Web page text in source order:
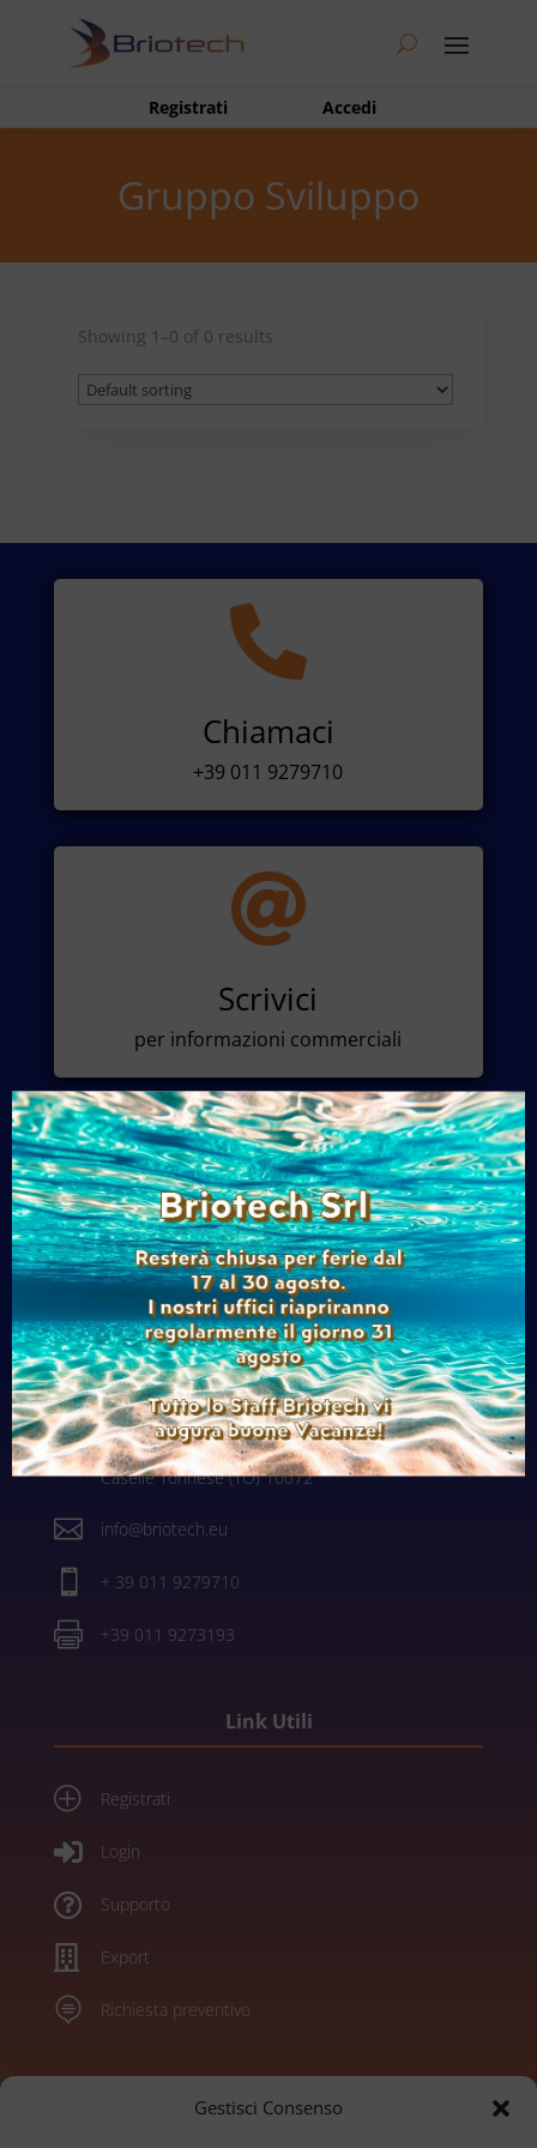
Gestisci Consenso
Registrati Accedi
Gruppo Sviluppo
Showing 1–0 of 0 results

Chiamaci
+39 011 9279710

Scrivici
per informazioni commerciali

Newsletter
Contatti

Via alle Fabbriche, 105
Caselle Torinese (TO) 10072
 info@briotech.eu
 + 39 011 9279710
 +39 011 9273193
Link Utili
P Registrati
 Login
 Supporto
 Export
 Richiesta preventivo
Marchi